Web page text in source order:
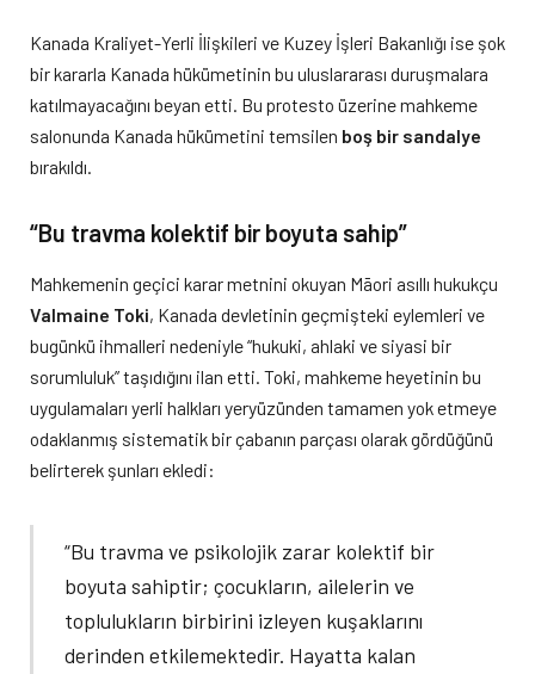
Kanada Kraliyet-Yerli İlişkileri ve Kuzey İşleri Bakanlığı ise şok
bir kararla Kanada hükümetinin bu uluslararası duruşmalara
katılmayacağını beyan etti. Bu protesto üzerine mahkeme
salonunda Kanada hükümetini temsilen boş bir sandalye
bırakıldı.
“Bu travma kolektif bir boyuta sahip”
Mahkemenin geçici karar metnini okuyan Māori asıllı hukukçu
Valmaine Toki, Kanada devletinin geçmişteki eylemleri ve
bugünkü ihmalleri nedeniyle “hukuki, ahlaki ve siyasi bir
sorumluluk” taşıdığını ilan etti. Toki, mahkeme heyetinin bu
uygulamaları yerli halkları yeryüzünden tamamen yok etmeye
odaklanmış sistematik bir çabanın parçası olarak gördüğünü
belirterek şunları ekledi:
“Bu travma ve psikolojik zarar kolektif bir
boyuta sahiptir; çocukların, ailelerin ve
toplulukların birbirini izleyen kuşaklarını
derinden etkilemektedir. Hayatta kalan